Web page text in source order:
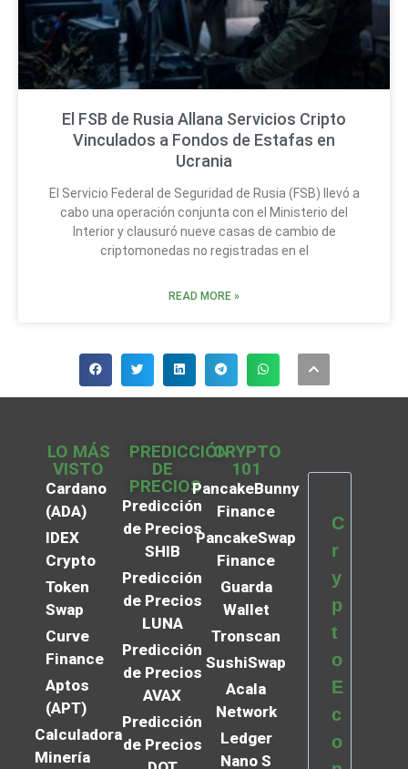
El FSB de Rusia Allana Servicios Cripto
Vinculados a Fondos de Estafas en
Ucrania
El Servicio Federal de Seguridad de Rusia (FSB) llevó a
cabo una operación conjunta con el Ministerio del
Interior y clausuró nueve casas de cambio de
criptomonedas no registradas en el
READ MORE »
LO MÁS
VISTO
Cardano
(ADA)
IDEX
Crypto
Token
Swap
Curve
Finance
Aptos
(APT)
Calculadora
Minería
PREDICCIÓN
DE
PRECIOS
Predicción
de Precios
SHIB
Predicción
de Precios
LUNA
Predicción
de Precios
AVAX
Predicción
de Precios
CRYPTO
101
PancakeBunny
Finance
PancakeSwap
Finance
Guarda
Wallet
Tronscan
SushiSwap
Acala
Network
Ledger
Nano S
C
r
y
p
t
o
E
c
o